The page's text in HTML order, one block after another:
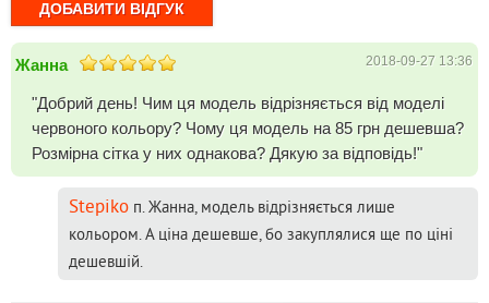
Жанна 2018-09-27 13:36
"Добрий день! Чим ця модель відрізняється від моделі
червоного кольору? Чому ця модель на 85 грн дешевша?
Розмірна сітка у них однакова? Дякую за відповідь!"
Stepiko п. Жанна, модель відрізняється лише
кольором. А ціна дешевше, бо закуплялися ще по ціні
дешевшій.